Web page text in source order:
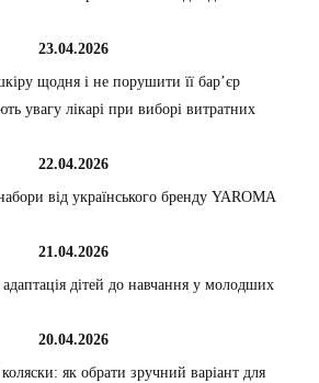
23.04.2026
щодня і не порушити її бар’єр
увагу лікарі при виборі витратних
22.04.2026
від українського бренду YAROMA
21.04.2026
дітей до навчання у молодших
20.04.2026
як обрати зручний варіант для